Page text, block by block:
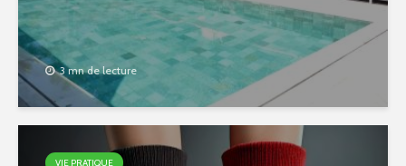
3 mn de lecture
VIE PRATIQUE